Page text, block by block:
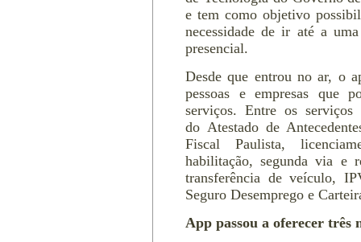
e tem como objetivo
necessidade de ir até a
presencial.
Desde que entrou no ar, o
pessoas e empresas que
serviços. Entre os
do Atestado de
Fiscal Paulista,
habilitação, segunda via e
transferência de veículo,
Seguro Desemprego e
App passou a oferecer três